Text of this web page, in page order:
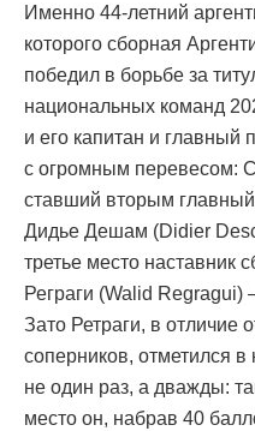
Именно 44-летний
которого сборная
победил в борьбе за
национальных команд
и его капитан и
с огромным перевесом:
ставший вторым
Дидье Дешам (Didier
третье место наставник
Реграги (Walid Regragui)
Зато Ретраги, в отличие
соперников, отметился
не один раз, а дважды:
место он, набрав 40